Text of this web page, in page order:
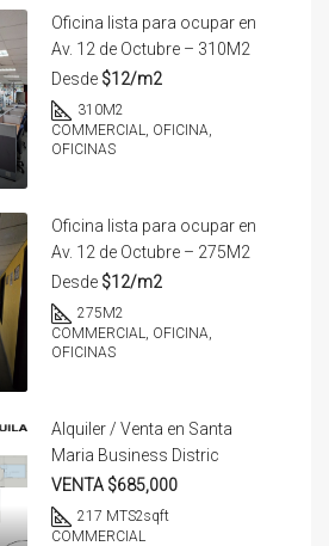
Oficina lista para ocupar en
Av. 12 de Octubre – 310M2
Desde $12/m2
310M2
COMMERCIAL, OFICINA,
OFICINAS
Oficina lista para ocupar en
Av. 12 de Octubre – 275M2
Desde $12/m2
275M2
COMMERCIAL, OFICINA,
OFICINAS
Alquiler / Venta en Santa
Maria Business Distric
VENTA $685,000
217 MTS2sqft
COMMERCIAL